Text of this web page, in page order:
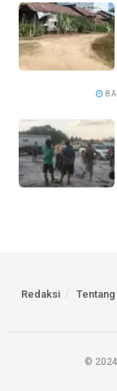
8
Redaksi Tentang
© 2024